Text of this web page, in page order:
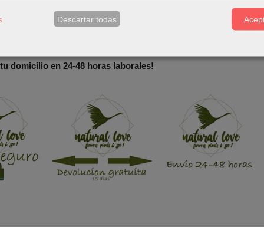
los mejores resultados, necesitan pleno sol y se adaptarán a una
Crecen bien en la costa y soportan heladas. Muy resistente a la
domicilio en 24-48 horas laborales!
Descartar todas